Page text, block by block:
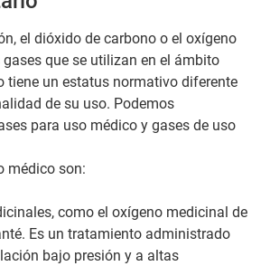
el dióxido de carbono o el oxígeno
que se utilizan en el ámbito
tiene un estatus normativo diferente
de su uso. Podemos
para uso médico y gases de uso
médico son:
como el oxígeno medicinal de
Es un tratamiento administrado
bajo presión y a altas